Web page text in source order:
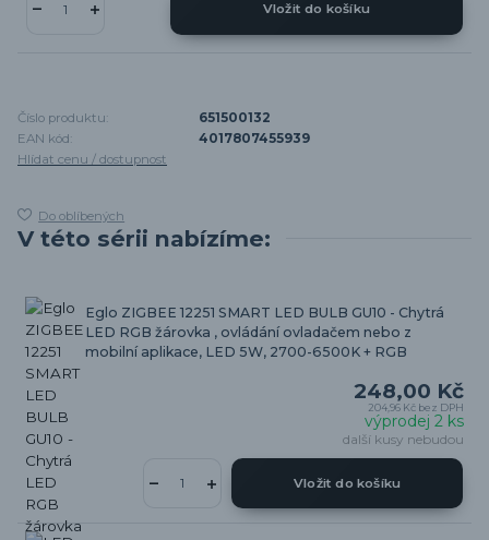
Vložit do košíku
Číslo produktu:
651500132
EAN kód:
4017807455939
Hlídat cenu / dostupnost
Do oblíbených
V této sérii nabízíme:
Eglo ZIGBEE 12251 SMART LED BULB GU10 - Chytrá
LED RGB žárovka , ovládání ovladačem nebo z
mobilní aplikace, LED 5W, 2700-6500K + RGB
248,00 Kč
204,96 Kč bez DPH
výprodej 2 ks
další kusy nebudou
Vložit do košíku